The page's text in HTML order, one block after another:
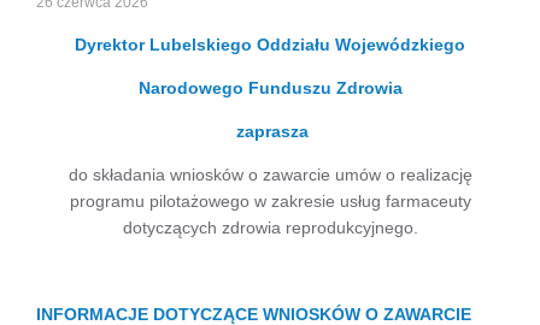
Dyrektor Lubelskiego Oddziału Wojewódzkiego
Narodowego Funduszu Zdrowia
zaprasza
do składania wniosków o zawarcie umów o realizację
programu pilotażowego w zakresie usług farmaceuty
dotyczących zdrowia reprodukcyjnego.
INFORMACJE DOTYCZĄCE WNIOSKÓW O ZAWARCIE